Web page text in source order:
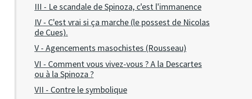
III - Le scandale de Spinoza, c'est l'immanence
IV - C'est vrai si ça marche (le possest de Nicolas
de Cues).
V - Agencements masochistes (Rousseau)
VI - Comment vous vivez-vous ? A la Descartes
ou à la Spinoza ?
VII - Contre le symbolique